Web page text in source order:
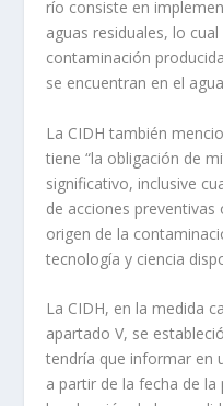
río consiste en
aguas residuales, lo
contami­nación
se encuentran en el
La CIDH también
tiene “la obligación de
significativo, inclusive
de acciones preventivas
ori­gen de la
tecnología y ciencia
La CIDH, en la medida
apartado V, se
tendría que informar en
a partir de la fecha de